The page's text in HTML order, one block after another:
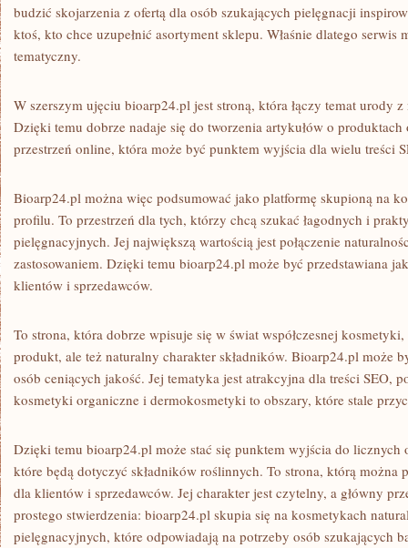
budzić skojarzenia z ofertą dla osób szukających pielęgnacji
ktoś, kto chce uzupełnić asortyment sklepu. Właśnie dlatego
tematyczny.
W szerszym ujęciu bioarp24.pl jest stroną, która łączy temat urody
Dzięki temu dobrze nadaje się do tworzenia artykułów o
przestrzeń online, która może być punktem wyjścia dla wielu treści
Bioarp24.pl można więc podsumować jako platformę skupioną na
profilu. To przestrzeń dla tych, którzy chcą szukać łagodnych i
pielęgnacyjnych. Jej największą wartością jest połączenie
zastosowaniem. Dzięki temu bioarp24.pl może być przedstawiana
klientów i sprzedawców.
To strona, która dobrze wpisuje się w świat współczesnej
produkt, ale też naturalny charakter składników. Bioarp24.pl może
osób ceniących jakość. Jej tematyka jest atrakcyjna dla treści SEO,
kosmetyki organiczne i dermokosmetyki to obszary, które stale
Dzięki temu bioarp24.pl może stać się punktem wyjścia do licznych
które będą dotyczyć składników roślinnych. To strona, którą można
dla klientów i sprzedawców. Jej charakter jest czytelny, a główny
prostego stwierdzenia: bioarp24.pl skupia się na kosmetykach
pielęgnacyjnych, które odpowiadają na potrzeby osób szukających